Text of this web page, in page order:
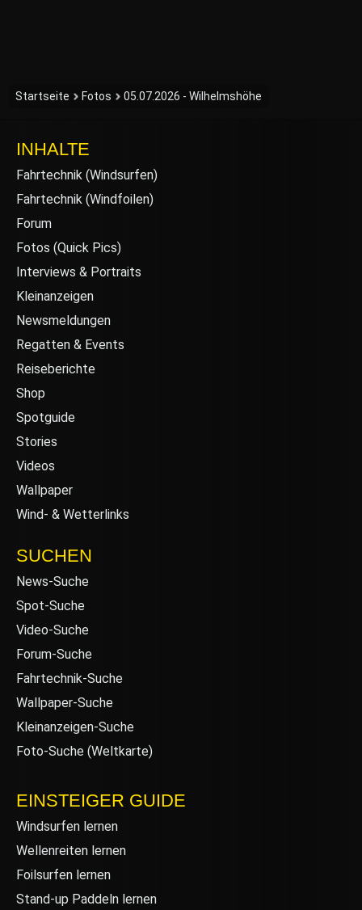
Startseite Fotos 05.07.2026 - Wilhelmshöhe
INHALTE
Fahrtechnik (Windsurfen)
Fahrtechnik (Windfoilen)
Forum
Fotos (Quick Pics)
Interviews & Portraits
Kleinanzeigen
Newsmeldungen
Regatten & Events
Reiseberichte
Shop
Spotguide
Stories
Videos
Wallpaper
Wind- & Wetterlinks
SUCHEN
News-Suche
Spot-Suche
Video-Suche
Forum-Suche
Fahrtechnik-Suche
Wallpaper-Suche
Kleinanzeigen-Suche
Foto-Suche (Weltkarte)
EINSTEIGER GUIDE
Windsurfen lernen
Wellenreiten lernen
Foilsurfen lernen
Stand-up Paddeln lernen